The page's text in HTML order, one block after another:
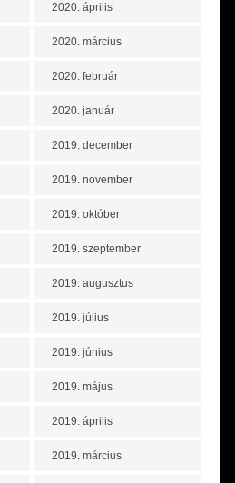
2020. április
2020. március
2020. február
2020. január
2019. december
2019. november
2019. október
2019. szeptember
2019. augusztus
2019. július
2019. június
2019. május
2019. április
2019. március